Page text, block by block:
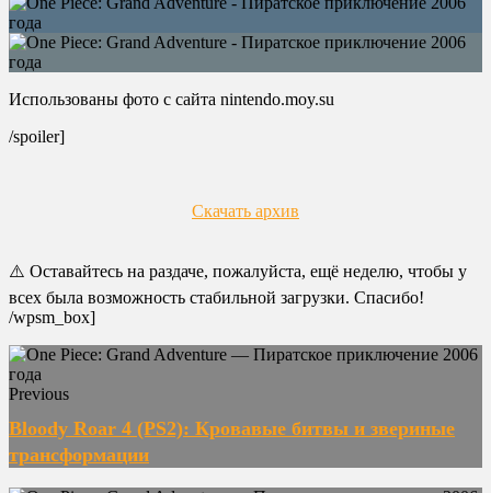
Использованы фото с сайта nintendo.moy.su
/spoiler]
Скачать архив
⚠️ Оставайтесь на раздаче, пожалуйста, ещё неделю, чтобы у
всех была возможность стабильной загрузки. Спасибо!
/wpsm_box]
Previous
Bloody Roar 4 (PS2): Кровавые битвы и звериные
трансформации